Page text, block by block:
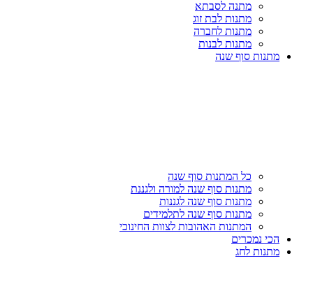
מתנה לסבתא
מתנות לבת זוג
מתנות לחברה
מתנות לבנות
מתנות סוף שנה
כל המתנות סוף שנה
מתנות סוף שנה למורה ולגננת
מתנות סוף שנה לגננות
מתנות סוף שנה לתלמידים
המתנות האהובות לצוות החינוכי
הכי נמכרים
מתנות לחג